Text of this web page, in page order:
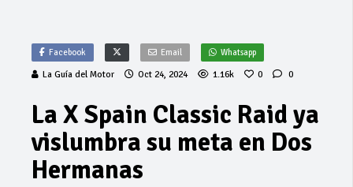
Facebook Email Whatsapp
La Guía del Motor Oct 24, 2024 1.16k 0 0
La X Spain Classic Raid ya
vislumbra su meta en Dos
Hermanas